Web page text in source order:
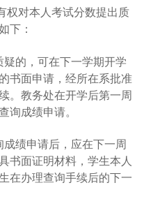
权对本人考试分数提出质
下：
疑的，可在下一学期开学
书面申请，经所在系批准
。教务处在开学后第一周
询成绩申请。
成绩申请后，应在下一周
书面证明材料，学生本人
在办理查询手续后的下一